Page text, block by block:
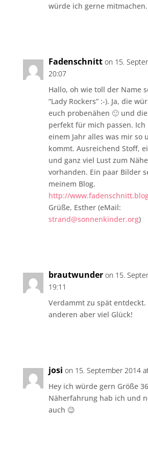
würde ich gerne mitmachen.
Fadenschnitt on 15.
20:07
Hallo, oh wie toll der Name
“Lady Rockers” :-). Ja, die
euch probenähen 🙂 und
perfekt für mich passen. Ich
einem Jahr alles was mir so
kommt. Ausreichend Stoff,
und ganz viel Lust zum
vorhanden. Ein paar Bilder
meinem Blog.
http://
Grüße, Esther (eMail:
strand@sonnenkinder.org)
brautwunder on 15.
19:11
Verdammt zu spät entdeckt.
anderen aber viel Glück!
josi on 15. September 2014
Hey ich würde gern Größe
Näherfahrung hab ich und
auch 😉